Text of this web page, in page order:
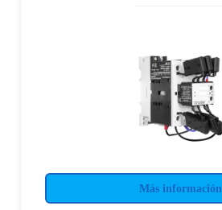
Más información